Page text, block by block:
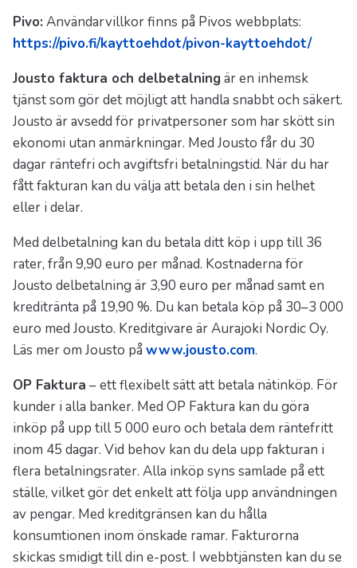
Pivo: Användarvillkor finns på Pivos webbplats:
https://pivo.fi/kayttoehdot/pivon-kayttoehdot/
Jousto faktura och delbetalningär en inhemsk
tjänst som gör det möjligt att handla snabbt och säkert.
Jousto är avsedd för privatpersoner som har skött sin
ekonomi utan anmärkningar. Med Jousto får du 30
dagar räntefri och avgiftsfri betalningstid. När du har
fått fakturan kan du välja att betala den i sin helhet
eller i delar.
Med delbetalning kan du betala ditt köp i upp till 36
rater, från 9,90 euro per månad. Kostnaderna för
Jousto delbetalning är 3,90 euro per månad samt en
kreditränta på 19,90 %. Du kan betala köp på 30–3 000
euro med Jousto. Kreditgivare är Aurajoki Nordic Oy.
Läs mer om Jousto påwww.jousto.com.
OP Faktura – ett flexibelt sätt att betala nätinköp. För
kunder i alla banker. Med OP Faktura kan du göra
inköp på upp till 5 000 euro och betala dem räntefritt
inom 45 dagar. Vid behov kan du dela upp fakturan i
flera betalningsrater. Alla inköp syns samlade på ett
ställe, vilket gör det enkelt att följa upp användningen
av pengar. Med kreditgränsen kan du hålla
konsumtionen inom önskade ramar. Fakturorna
skickas smidigt till din e-post. I webbtjänsten kan du se